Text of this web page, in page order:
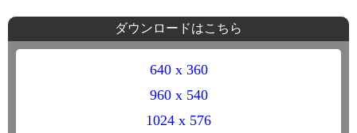
ダウンロードはこちら
640 x 360
960 x 540
1024 x 576